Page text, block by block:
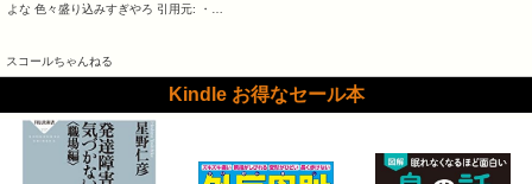
よな 色々盛り込みすぎやろ 引用元: ・…
スコールちゃんねる
Kindle お得なセール本